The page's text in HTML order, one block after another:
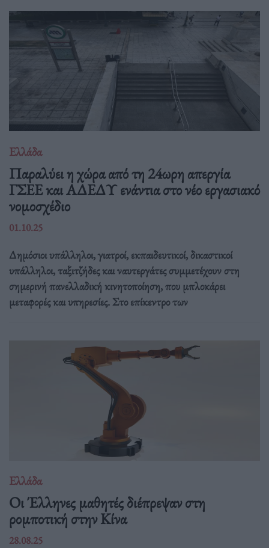
Ελλάδα
Παραλύει η χώρα από τη 24ωρη απεργία
ΓΣΕΕ και ΑΔΕΔΥ ενάντια στο νέο εργασιακό
νομοσχέδιο
01.10.25
Δημόσιοι υπάλληλοι, γιατροί, εκπαιδευτικοί, δικαστικοί
υπάλληλοι, ταξιτζήδες και ναυτεργάτες συμμετέχουν στη
σημερινή πανελλαδική κινητοποίηση, που μπλοκάρει
μεταφορές και υπηρεσίες. Στο επίκεντρο των
Ελλάδα
Οι Έλληνες μαθητές διέπρεψαν στη
ρομποτική στην Κίνα
28.08.25